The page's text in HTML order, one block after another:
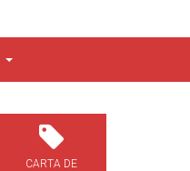
CARTA DE